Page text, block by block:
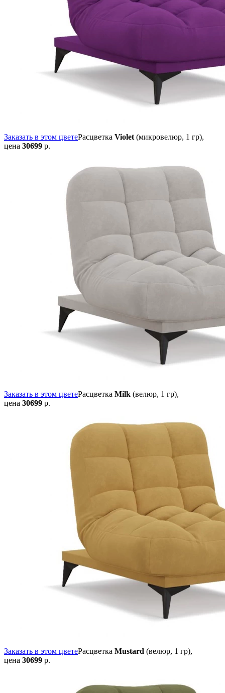
Заказать в этом цветеРасцветка Violet(микровелюр, 1 гр),
цена 30699 р.
Заказать в этом цветеРасцветка Milk (велюр, 1 гр),
цена 30699 р.
Заказать в этом цветеРасцветка Mustard (велюр, 1 гр),
цена 30699 р.